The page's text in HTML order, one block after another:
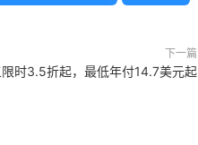
下一篇
时3.5折起，最低年付14.7美元起